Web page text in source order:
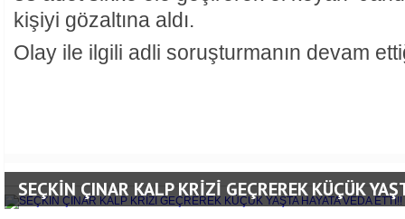
kişiyi gözaltına aldı.
Olay ile ilgili adli soruşturmanın devam
SEÇKİN ÇINAR KALP KRİZİ GEÇREREK KÜÇÜK